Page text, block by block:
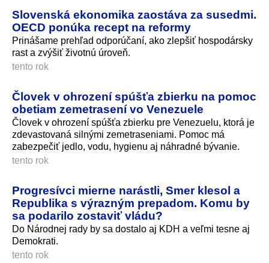
Slovenská ekonomika zaostáva za susedmi.
OECD ponúka recept na reformy
Prinášame prehľad odporúčaní, ako zlepšiť hospodársky
rast a zvýšiť životnú úroveň.
tento rok
Človek v ohrození spúšťa zbierku na pomoc
obetiam zemetrasení vo Venezuele
Človek v ohrození spúšťa zbierku pre Venezuelu, ktorá je
zdevastovaná silnými zemetraseniami. Pomoc má
zabezpečiť jedlo, vodu, hygienu aj náhradné bývanie.
tento rok
Progresívci mierne narástli, Smer klesol a
Republika s výrazným prepadom. Komu by
sa podarilo zostaviť vládu?
Do Národnej rady by sa dostalo aj KDH a veľmi tesne aj
Demokrati.
tento rok